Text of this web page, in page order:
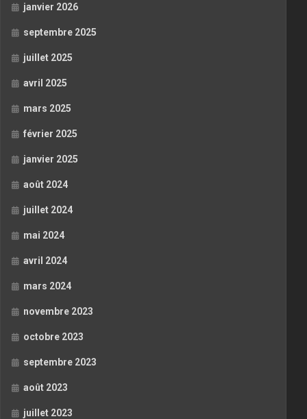
janvier 2026
septembre 2025
juillet 2025
avril 2025
mars 2025
février 2025
janvier 2025
août 2024
juillet 2024
mai 2024
avril 2024
mars 2024
novembre 2023
octobre 2023
septembre 2023
août 2023
juillet 2023